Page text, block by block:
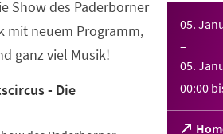
05.
–
05.
00:00
(Öffnet
Show des Paderborner
mit neuem Programm,
ganz viel Musik!
- Die